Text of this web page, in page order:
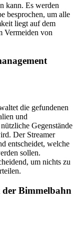
kann. Es werden
besprochen, um alle
liegt auf dem
Vermeiden von
die gefundenen
und
Gegenstände
Der Streamer
entscheidet, welche
sollen.
um nichts zu
Bimmelbahn